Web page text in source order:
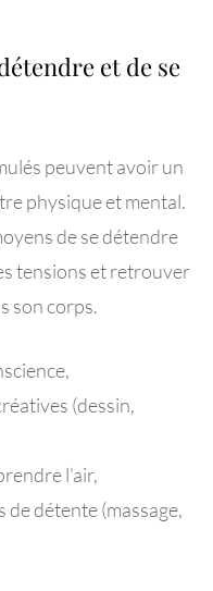
et de se
peuvent avoir un
physique et mental.
de se détendre
tensions et retrouver
son corps.
(dessin,
l’air,
de détente (massage,